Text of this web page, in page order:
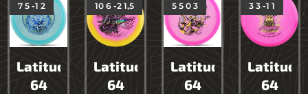
Latitude
64
7 5 -1 2
Latitude
64
10 6 -2 1,5
Latitude
64
5 5 0 3
Latitude
64
3 3 -1 1